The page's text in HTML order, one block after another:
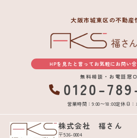
大阪市城東区の不動産
HPを見たと言ってお気軽にお問い
無料相談・お電話窓口
0120-
営業時間：9:00〜18:00定休日：
株式会社 福さん
〒536-0004